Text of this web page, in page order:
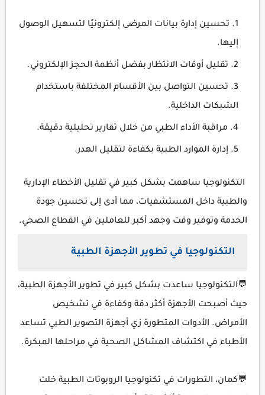
تحسين إدارة بيانات المرضى إلكترونيًا لتسهيل الوصول
إليها.
تقليل أوقات الانتظار بفضل أنظمة الحجز الإلكتروني.
تحسين التواصل بين الأقسام المختلفة باستخدام
الشبكات الداخلية.
مراقبة الأداء الطبي من خلال تقارير تحليلية دقيقة.
إدارة الموارد الطبية بكفاءة لتقليل الهدر.
التكنولوجيا ساهمت بشكل كبير في تقليل الأخطاء الإدارية
والطبية داخل المستشفيات، مما أدى إلى تحسين جودة
الخدمة وتوفير وقت وجهد أكبر للعاملين في القطاع الصحي.
التكنولوجيا في تطوير الأجهزة الطبية
💬التكنولوجيا ساعدت بشكل كبير في تطوير الأجهزة الطبية،
حيث أصبحت الأجهزة أكثر دقة وكفاءة في تشخيص
الأمراض. الأدوات المتطورة زي أجهزة التصوير الطبي تساعد
الأطباء في اكتشاف المشاكل الصحية في مراحلها المبكرة.
💬كمان، التطورات في تكنولوجيا الروبوتات الطبية خلت